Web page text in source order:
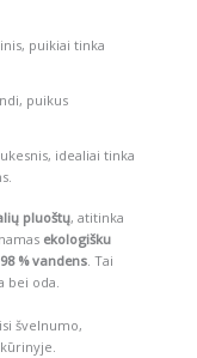
puikiai tinka
puikus
idealiai tinka
pluoštų, atitinka
ekologišku
98 % vandens. Tai
bei oda.
švelnumo,